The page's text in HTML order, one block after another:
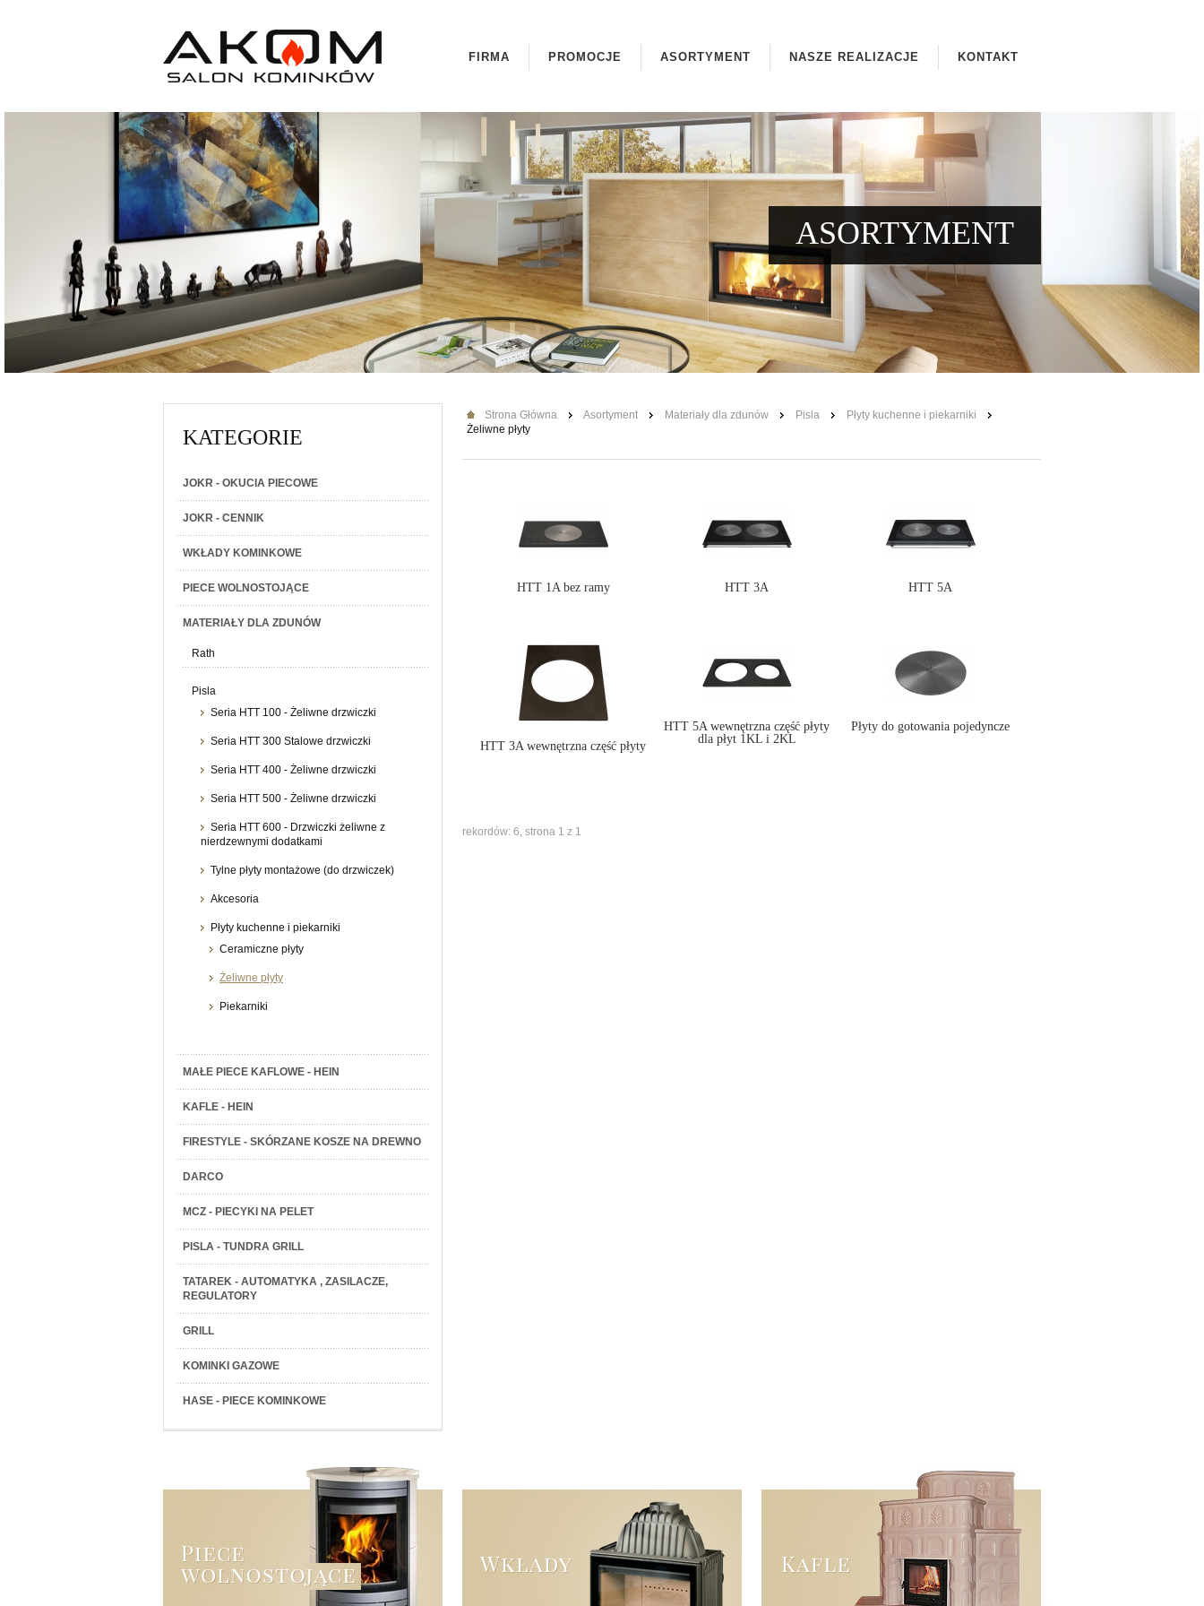
FIRMA PROMOCJE ASORTYMENT NASZE REALIZACJE KONTAKT
ASORTYMENT
KATEGORIE
JOKR - OKUCIA PIECOWE
JOKR - CENNIK
WKŁADY KOMINKOWE
PIECE WOLNOSTOJĄCE
MATERIAŁY DLA ZDUNÓW
Rath
Pisla
Seria HTT 100 - Żeliwne drzwiczki
Seria HTT 300 Stalowe drzwiczki
Seria HTT 400 - Żeliwne drzwiczki
Seria HTT 500 - Żeliwne drzwiczki
Seria HTT 600 - Drzwiczki żeliwne z
nierdzewnymi dodatkami
Tylne płyty montażowe (do drzwiczek)
Akcesoria
Płyty kuchenne i piekarniki
Ceramiczne płyty
Żeliwne płyty
Piekarniki
MAŁE PIECE KAFLOWE - HEIN
KAFLE - HEIN
FIRESTYLE - SKÓRZANE KOSZE NA DREWNO
DARCO
MCZ - PIECYKI NA PELET
PISLA - TUNDRA GRILL
TATAREK - AUTOMATYKA , ZASILACZE,
REGULATORY
GRILL
KOMINKI GAZOWE
HASE - PIECE KOMINKOWE
Strona Główna Asortyment Materiały dla zdunów Pisla
Płyty kuchenne i piekarniki
Żeliwne płyty
HTT 1A bez ramy HTT 3A HTT 5A
HTT 3A wewnętrzna część płyty
HTT 5A wewnętrzna część płyty
dla płyt 1KL i 2KL
Płyty do gotowania pojedyncze
rekordów: 6, strona 1 z 1